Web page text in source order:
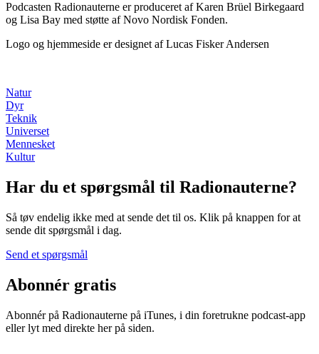
Podcasten Radionauterne er produceret af Karen Brüel Birkegaard
og Lisa Bay med støtte af Novo Nordisk Fonden.
Logo og hjemmeside er designet af Lucas Fisker Andersen
Natur
Dyr
Teknik
Universet
Mennesket
Kultur
Har du et spørgsmål til Radionauterne?
Så tøv endelig ikke med at sende det til os. Klik på knappen for at
sende dit spørgsmål i dag.
Send et spørgsmål
Abonnér gratis
Abonnér på Radionauterne på iTunes, i din foretrukne podcast-app
eller lyt med direkte her på siden.